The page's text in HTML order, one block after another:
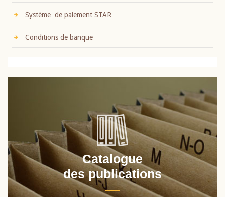
Système de paiement STAR
Conditions de banque
Catalogue
des publications